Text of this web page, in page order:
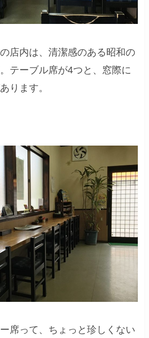
店内は、清潔感のある昭和の
テーブル席が4つと、窓際に
ります。
席って、ちょっと珍しくない